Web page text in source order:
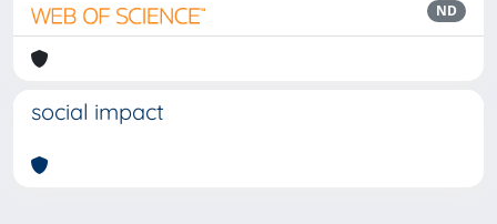
ND
social impact